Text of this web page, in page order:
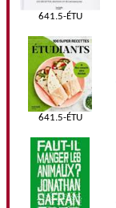
641.5-ÉTU
641.5-ÉTU